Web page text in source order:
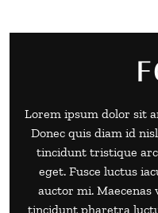
Lorem ipsum dolor sit
Donec quis diam id
tincidunt tristique
eget. Fusce luctus
auctor mi.
tincidunt pharetra